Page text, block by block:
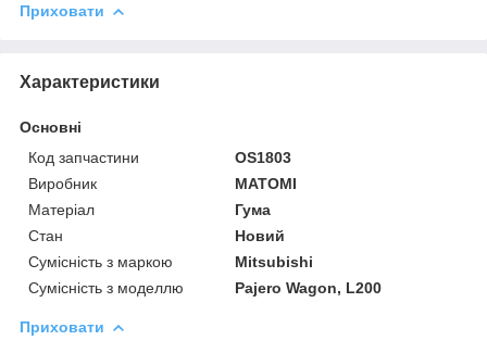
Приховати
Характеристики
Основні
Код запчастини
OS1803
Виробник
MATOMI
Матеріал
Гума
Стан
Новий
Сумісність з маркою
Mitsubishi
Сумісність з моделлю
Pajero Wagon, L200
Приховати